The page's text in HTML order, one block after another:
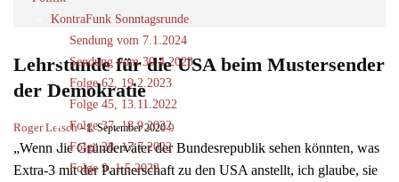
KontraFunk Sonntagsrunde
Sendung vom 7.1.2024
Sendung vom 30.4.2023
Folge 62, 19.2.2023
Folge 45, 13.11.2022
Folge 37, 18.9.2022
Folge 28, 17.7.2022
Folge 9, 1.5.2022
Lehrstunde für die USA beim Mustersender
der Demokratie
Roger Letsch - 1. September 2020 9
„Wenn die Gründerväter der Bundesrepublik sehen könnten, was
Extra-3 mit der Partnerschaft zu den USA anstellt, ich glaube, sie